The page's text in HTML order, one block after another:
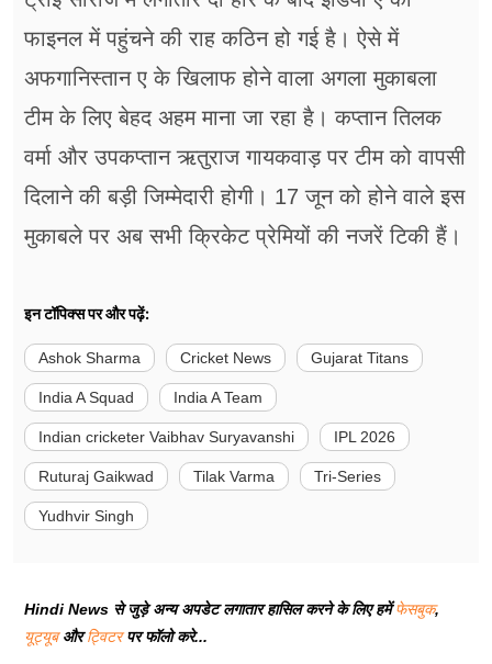
फाइनल में पहुंचने की राह कठिन हो गई है। ऐसे में
अफगानिस्तान ए के खिलाफ होने वाला अगला मुकाबला
टीम के लिए बेहद अहम माना जा रहा है। कप्तान तिलक
वर्मा और उपकप्तान ऋतुराज गायकवाड़ पर टीम को वापसी
दिलाने की बड़ी जिम्मेदारी होगी। 17 जून को होने वाले इस
मुकाबले पर अब सभी क्रिकेट प्रेमियों की नजरें टिकी हैं।
इन टॉपिक्स पर और पढ़ें:
Ashok Sharma Cricket News Gujarat Titans
India A Squad India A Team
Indian cricketer Vaibhav Suryavanshi IPL 2026
Ruturaj Gaikwad Tilak Varma Tri-Series
Yudhvir Singh
Hindi News से जुड़े अन्य अपडेट लगातार हासिल करने के लिए हमेंफेसबुक,
यूट्यूबऔरट्विटरपर फॉलो करे...